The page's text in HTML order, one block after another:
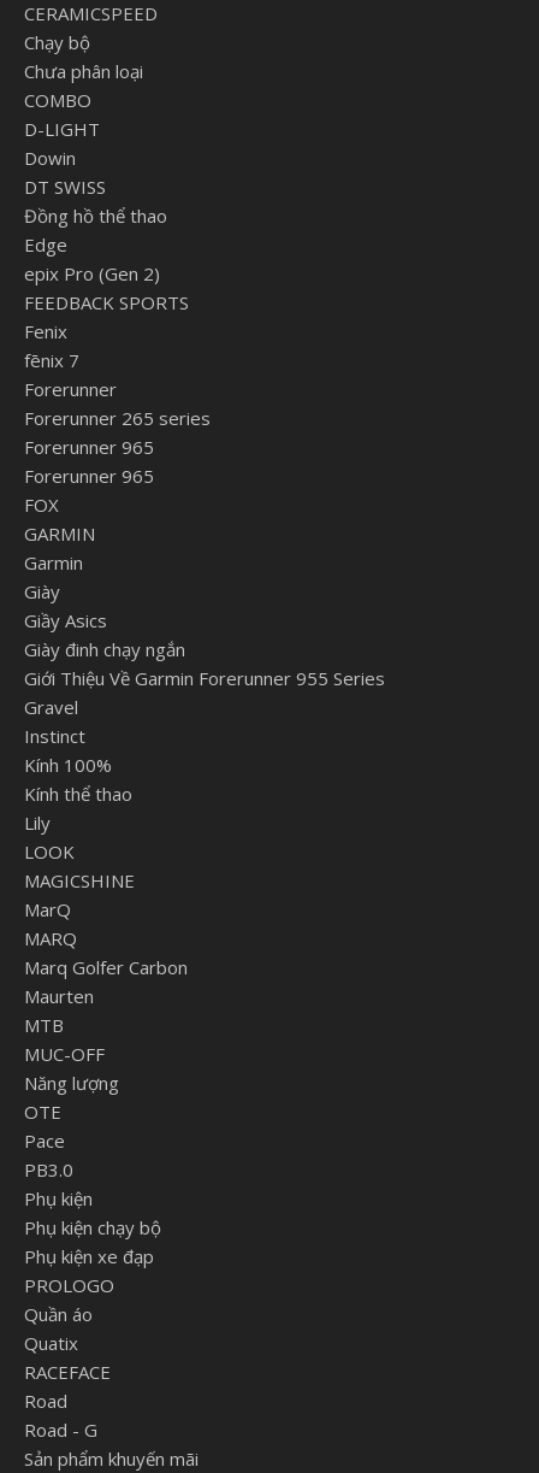
CERAMICSPEED
Chạy bộ
Chưa phân loại
COMBO
D-LIGHT
Dowin
DT SWISS
Đồng hồ thể thao
Edge
epix Pro (Gen 2)
FEEDBACK SPORTS
Fenix
fēnix 7
Forerunner
Forerunner 265 series
Forerunner 965
Forerunner 965
FOX
GARMIN
Garmin
Giày
Giầy Asics
Giày đinh chạy ngắn
Giới Thiệu Về Garmin Forerunner 955 Series
Gravel
Instinct
Kính 100%
Kính thể thao
Lily
LOOK
MAGICSHINE
MarQ
MARQ
Marq Golfer Carbon
Maurten
MTB
MUC-OFF
Năng lượng
OTE
Pace
PB3.0
Phụ kiện
Phụ kiện chạy bộ
Phụ kiện xe đạp
PROLOGO
Quần áo
Quatix
RACEFACE
Road
Road - G
Sản phẩm khuyến mãi